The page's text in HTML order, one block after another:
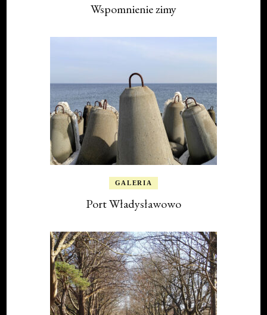
Wspomnienie zimy
GALERIA
Port Władysławowo